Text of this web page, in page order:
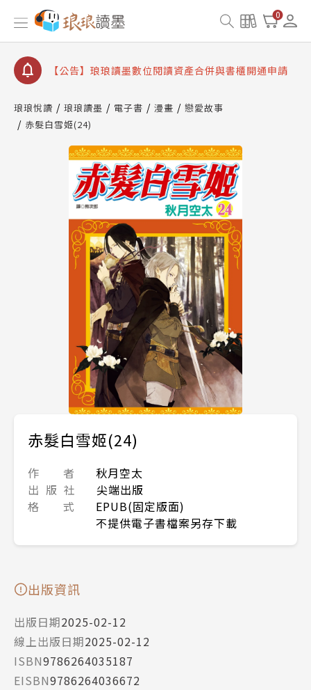
0
【公告】琅琅書店服務升級重要說明及資產合併結果
查詢
【公告】因 Readmoo 讀墨系統維護中，本站同步暫
【公告】琅琅讀墨數位閱讀資產合併與書櫃開通申請
【公告】琅琅讀墨 3 分鐘完成書櫃開通與資產合併申
請圖文教學
【公告】琅琅書店服務升級重要說明及資產合併結果
查詢
【公告】因 Readmoo 讀墨系統維護中，本站同步暫
停部分閱讀服務
琅琅悅讀 琅琅讀墨 電子書 漫畫
戀愛故事
赤髮白雪姬(24)
赤髮白雪姬(24)
作 者
秋月空太
出 版 社
尖端出版
格 式
EPUB(固定版面)
不提供電子書檔案另存下載
出版資訊
出版日期2025-02-12
線上出版日期2025-02-12
ISBN9786264035187
EISBN9786264036672